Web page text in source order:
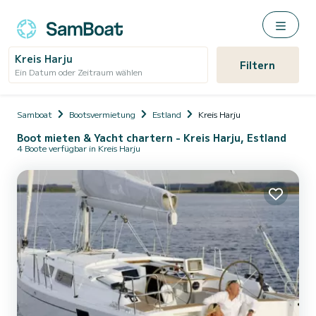
Kreis Harju
Ein Datum oder Zeitraum wählen Filtern
Samboat Bootsvermietung Estland Kreis Harju
Boot mieten & Yacht chartern - Kreis Harju, Estland
4 Boote verfügbar in Kreis Harju